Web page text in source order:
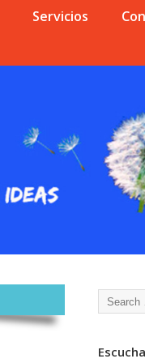
Servicios